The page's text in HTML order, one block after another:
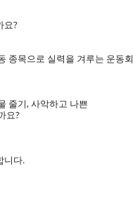
요?
종목으로 실력을 겨루는 운동회
줄기, 사악하고 나쁜
요?
니다.